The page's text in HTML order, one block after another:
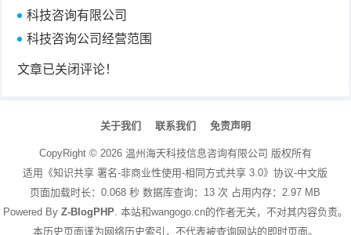
科技咨询有限公司
科技咨询公司经营范围
文章已关闭评论！
关于我们 联系我们 免责声明
CopyRight © 2026 温州海天科技信息咨询有限公司 版权所有
适用《知识共享 署名-非商业性使用-相同方式共享 3.0》协议-中文版
页面加载时长：0.068 秒 数据库查询：13 次 占用内存：2.97 MB
Powered By Z-BlogPHP. 本站和wangogo.cn的作者无关，不对其内容负责。
本历史页面谨为网络历史索引，不代表被查询网站的即时页面。